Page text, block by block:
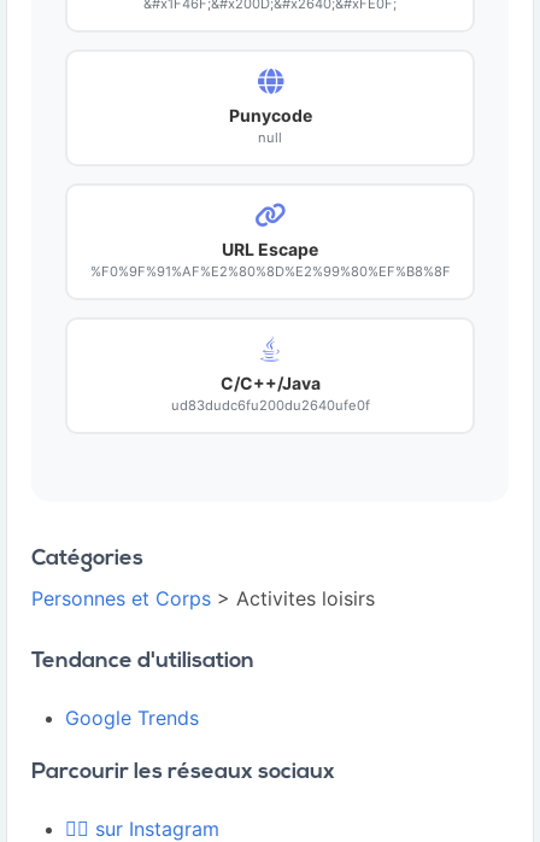
&#x1F46F;&#x200D;&#x2640;&#xFE0F;
Punycode
null
URL Escape
%F0%9F%91%AF%E2%80%8D%E2%99%80%EF%B8%8F
C/C++/Java
ud83dudc6fu200du2640ufe0f
Catégories
Personnes et Corps > Activites loisirs
Tendance d'utilisation
Google Trends
Parcourir les réseaux sociaux
👯‍♀️ sur Instagram